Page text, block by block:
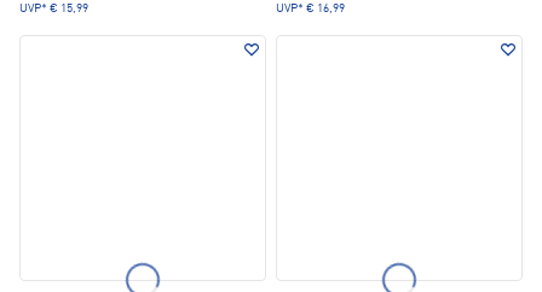
UVP* € 15,99 UVP* € 16,99